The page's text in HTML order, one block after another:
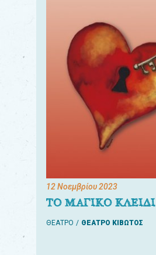
12 Νοεμβρίου 2023
ΤΟ ΜΑΓΙΚΟ ΚΛΕΙΔΙ
ΘΕΑΤΡΟ ΘΕΑΤΡΟ ΚΙΒΩΤΟΣ